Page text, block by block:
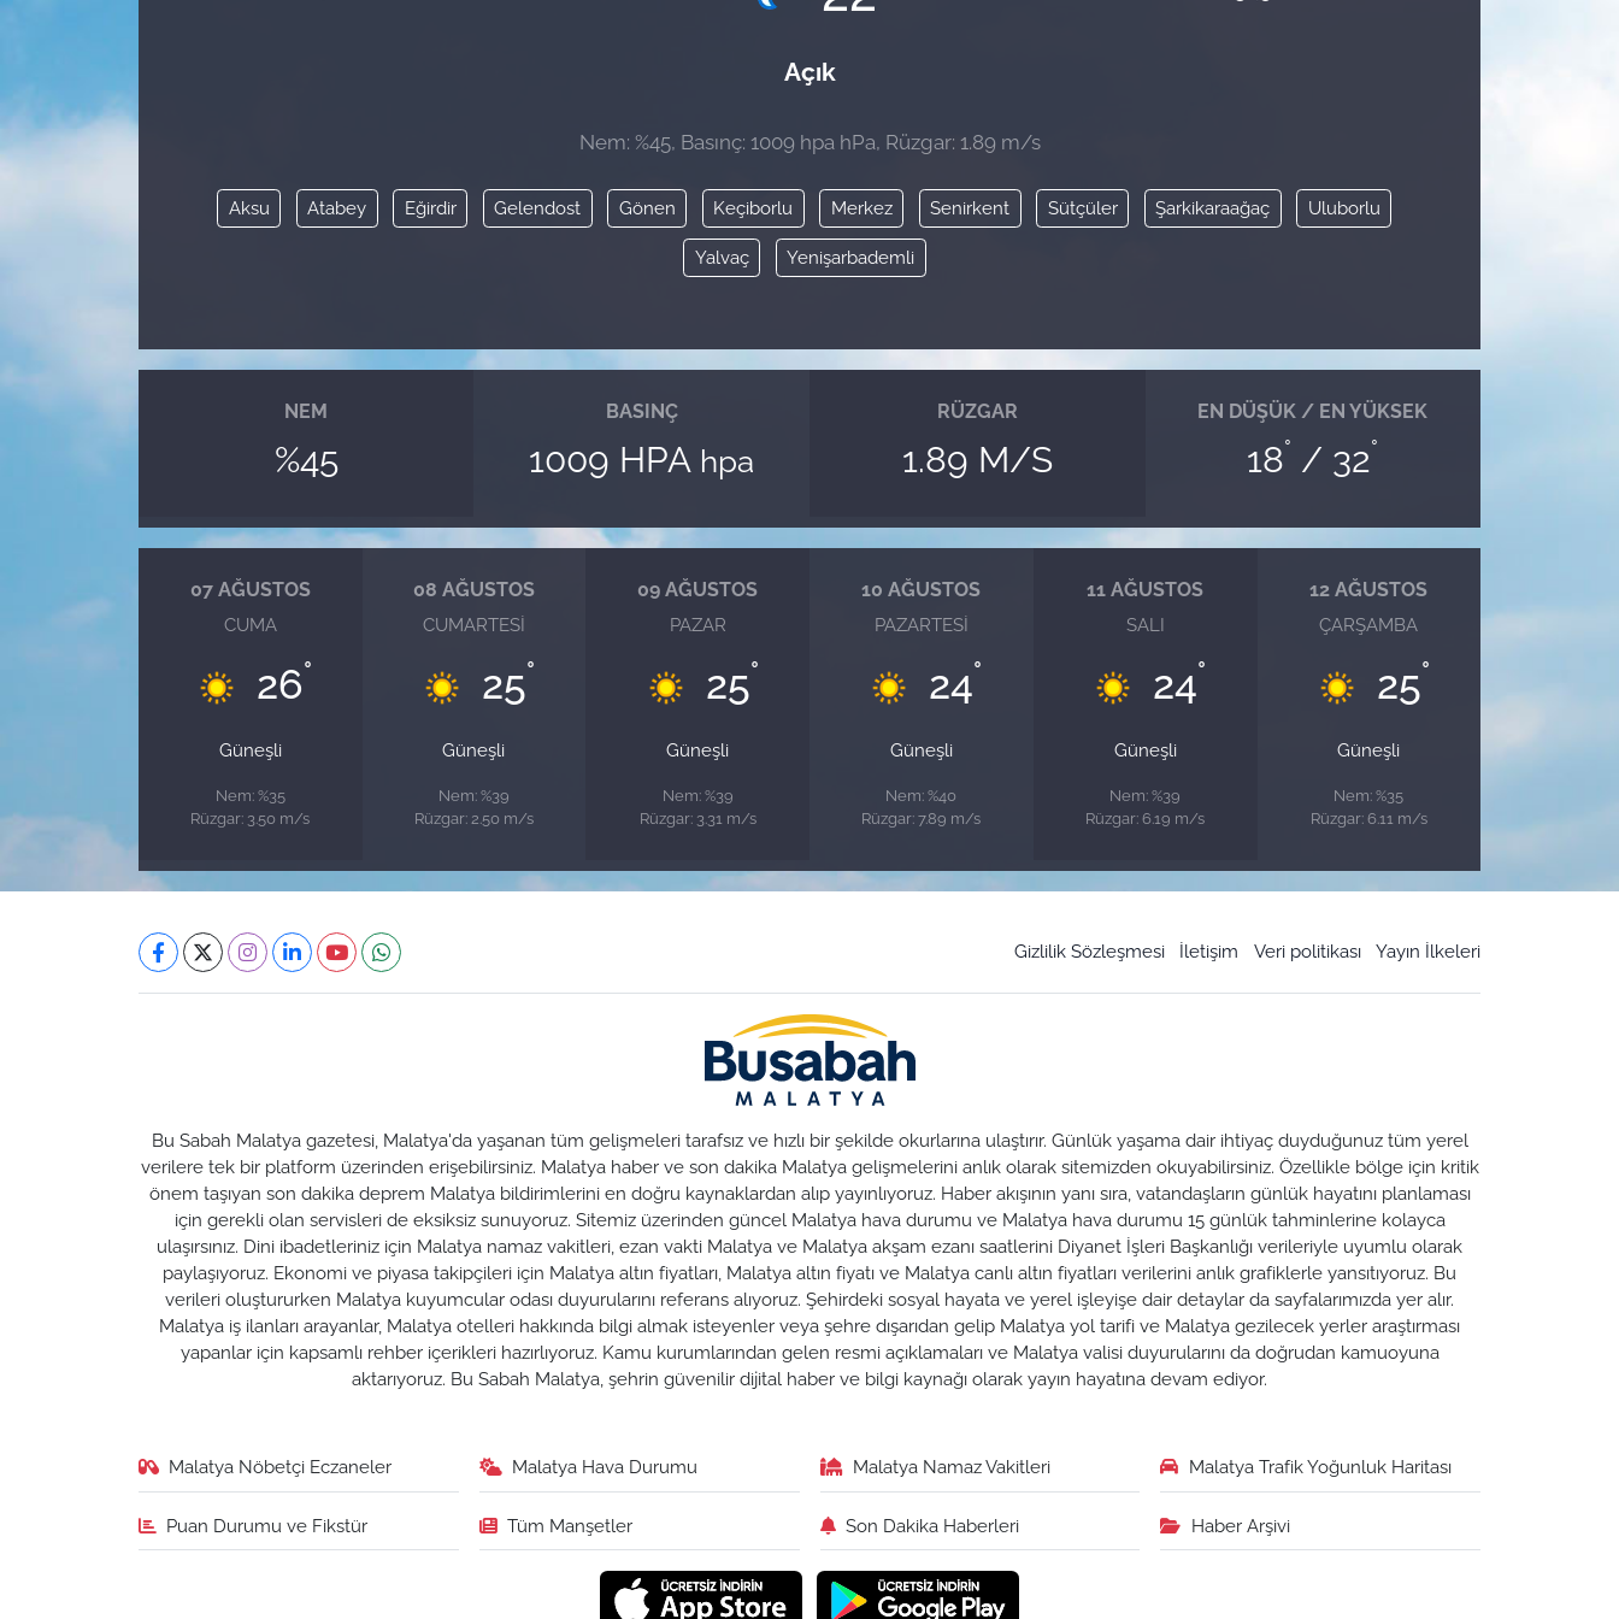
Açık
Nem: %45, Basınç: 1009 hpa hPa, Rüzgar: 1.89 m/s
Aksu Atabey Eğirdir Gelendost Gönen Keçiborlu Merkez Senirkent Sütçüler Şarkikaraağaç Uluborlu
Yalvaç Yenişarbademli
NEM
%45
BASINÇ
1009 HPA hpa
RÜZGAR
1.89 M/S
EN DÜŞÜK / EN YÜKSEK
18° / 32°
07 AĞUSTOS
CUMA
26°
Güneşli
Nem: %35
Rüzgar: 3.50 m/s
08 AĞUSTOS
CUMARTESI
25°
Güneşli
Nem: %39
Rüzgar: 2.50 m/s
09 AĞUSTOS
PAZAR
25°
Güneşli
Nem: %39
Rüzgar: 3.31 m/s
10 AĞUSTOS
PAZARTESI
24°
Güneşli
Nem: %40
Rüzgar: 7.89 m/s
11 AĞUSTOS
SALI
24°
Güneşli
Nem: %39
Rüzgar: 6.19 m/s
12 AĞUSTOS
ÇARŞAMBA
25°
Güneşli
Nem: %35
Rüzgar: 6.11 m/s
Gizlilik Sözleşmesi İletişim Veri politikası Yayın İlkeleri
Bu Sabah Malatya gazetesi, Malatya'da yaşanan tüm gelişmeleri tarafsız ve hızlı bir şekilde okurlarına ulaştırır. Günlük yaşama dair ihtiyaç duyduğunuz tüm yerel
verilere tek bir platform üzerinden erişebilirsiniz. Malatya haber ve son dakika Malatya gelişmelerini anlık olarak sitemizden okuyabilirsiniz. Özellikle bölge için kritik
önem taşıyan son dakika deprem Malatya bildirimlerini en doğru kaynaklardan alıp yayınlıyoruz. Haber akışının yanı sıra, vatandaşların günlük hayatını planlaması
için gerekli olan servisleri de eksiksiz sunuyoruz. Sitemiz üzerinden güncel Malatya hava durumu ve Malatya hava durumu 15 günlük tahminlerine kolayca
ulaşırsınız. Dini ibadetleriniz için Malatya namaz vakitleri, ezan vakti Malatya ve Malatya akşam ezanı saatlerini Diyanet İşleri Başkanlığı verileriyle uyumlu olarak
paylaşıyoruz. Ekonomi ve piyasa takipçileri için Malatya altın fiyatları, Malatya altın fiyatı ve Malatya canlı altın fiyatları verilerini anlık grafiklerle yansıtıyoruz. Bu
verileri oluştururken Malatya kuyumcular odası duyurularını referans alıyoruz. Şehirdeki sosyal hayata ve yerel işleyişe dair detaylar da sayfalarımızda yer alır.
Malatya iş ilanları arayanlar, Malatya otelleri hakkında bilgi almak isteyenler veya şehre dışarıdan gelip Malatya yol tarifi ve Malatya gezilecek yerler araştırması
yapanlar için kapsamlı rehber içerikleri hazırlıyoruz. Kamu kurumlarından gelen resmi açıklamaları ve Malatya valisi duyurularını da doğrudan kamuoyuna
aktarıyoruz. Bu Sabah Malatya, şehrin güvenilir dijital haber ve bilgi kaynağı olarak yayın hayatına devam ediyor.
Malatya Nöbetçi Eczaneler Malatya Hava Durumu Malatya Namaz Vakitleri Malatya Trafik Yoğunluk Haritası
Puan Durumu ve Fikstür Tüm Manşetler Son Dakika Haberleri Haber Arşivi